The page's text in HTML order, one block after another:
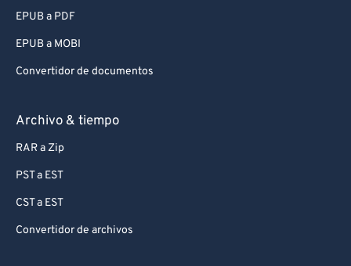
EPUB a PDF
EPUB a MOBI
Convertidor de documentos
Archivo & tiempo
RAR a Zip
PST a EST
CST a EST
Convertidor de archivos